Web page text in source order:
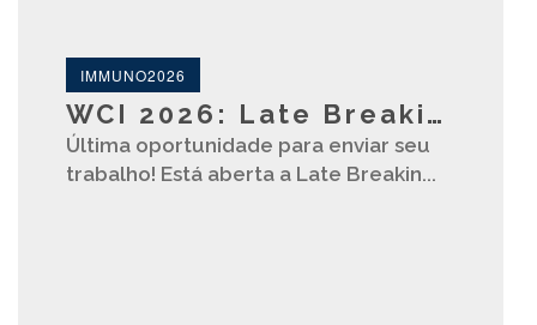
IMMUNO2026
WCI 2026: Late Breaking Abstract Submission
Última oportunidade para enviar seu
trabalho! Está aberta a Late Breakin...